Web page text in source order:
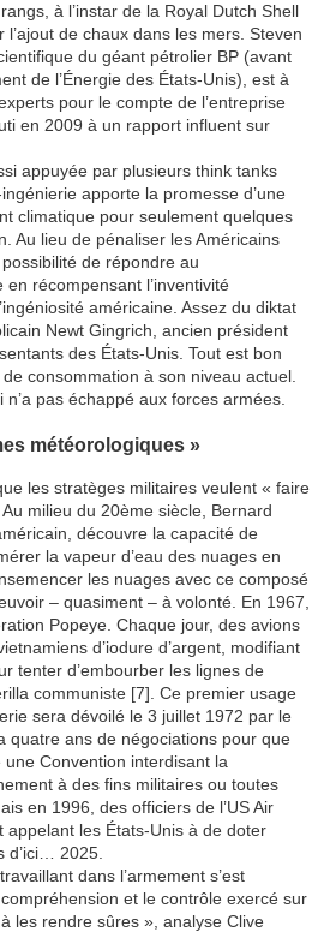
à l’instar de la Royal Dutch Shell
de chaux dans les mers. Steven
du géant pétrolier BP (avant
de l’Énergie des États-Unis), est à
pour le compte de l’entreprise
en 2009 à un rapport influent sur
appuyée par plusieurs think tanks
apporte la promesse d’une
climatique pour seulement quelques
Au lieu de pénaliser les Américains
de répondre au
récompensant l’inventivité
américaine. Assez du diktat
Newt Gingrich, ancien président
des États-Unis. Tout est bon
consommation à son niveau actuel.
pas échappé aux forces armées.
météorologiques »
les stratèges militaires veulent « faire
milieu du 20ème siècle, Bernard
découvre la capacité de
la vapeur d’eau des nuages en
les nuages avec ce composé
– quasiment – à volonté. En 1967,
Popeye. Chaque jour, des avions
d’iodure d’argent, modifiant
tenter d’embourber les lignes de
communiste [7]. Ce premier usage
sera dévoilé le 3 juillet 1972 par le
quatre ans de négociations pour que
Convention interdisant la
à des fins militaires ou toutes
en 1996, des officiers de l’US Air
appelant les États-Unis à de doter
d’ici… 2025.
dans l’armement s’est
et le contrôle exercé sur
les rendre sûres », analyse Clive